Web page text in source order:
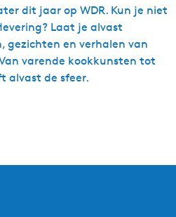
dit jaar op WDR. Kun je niet
Laat je alvast
gezichten en verhalen van
varende kookkunsten tot
alvast de sfeer.